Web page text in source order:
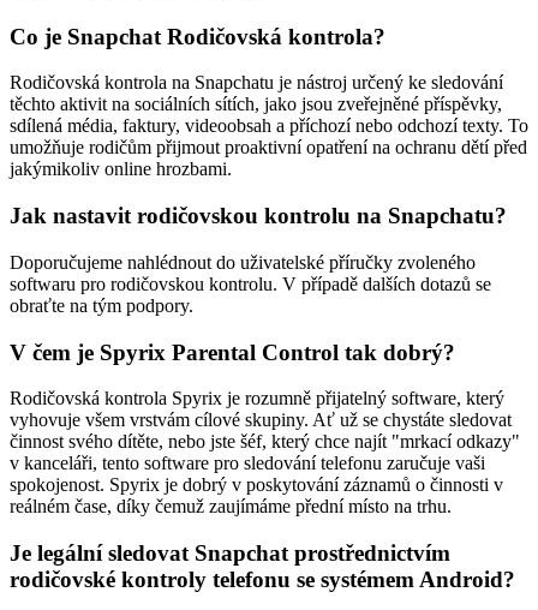
Co je Snapchat Rodičovská kontrola?
Rodičovská kontrola na Snapchatu je nástroj určený ke sledování
těchto aktivit na sociálních sítích, jako jsou zveřejněné příspěvky,
sdílená média, faktury, videoobsah a příchozí nebo odchozí texty. To
umožňuje rodičům přijmout proaktivní opatření na ochranu dětí před
jakýmikoliv online hrozbami.
Jak nastavit rodičovskou kontrolu na Snapchatu?
Doporučujeme nahlédnout do uživatelské příručky zvoleného
softwaru pro rodičovskou kontrolu. V případě dalších dotazů se
obraťte na tým podpory.
V čem je Spyrix Parental Control tak dobrý?
Rodičovská kontrola Spyrix je rozumně přijatelný software, který
vyhovuje všem vrstvám cílové skupiny. Ať už se chystáte sledovat
činnost svého dítěte, nebo jste šéf, který chce najít "mrkací odkazy"
v kanceláři, tento software pro sledování telefonu zaručuje vaši
spokojenost. Spyrix je dobrý v poskytování záznamů o činnosti v
reálném čase, díky čemuž zaujímáme přední místo na trhu.
Je legální sledovat Snapchat prostřednictvím
rodičovské kontroly telefonu se systémem Android?